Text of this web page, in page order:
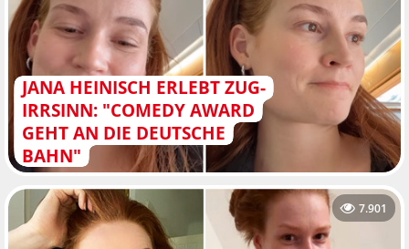
JANA HEINISCH ERLEBT ZUG-
IRRSINN: "COMEDY AWARD
GEHT AN DIE DEUTSCHE
BAHN"
7.901